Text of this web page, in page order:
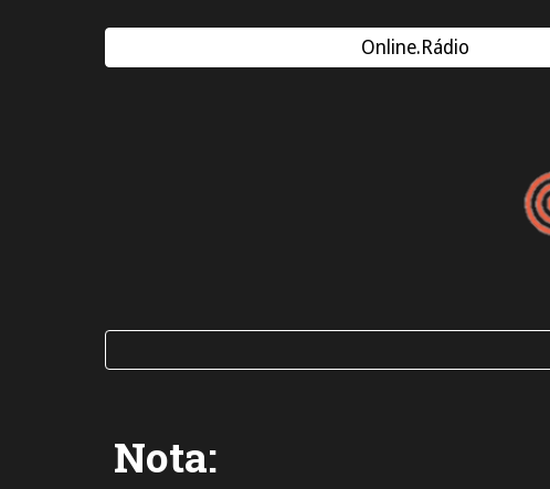
Online.Rádio
Nota: